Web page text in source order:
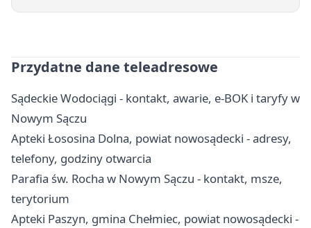
Przydatne dane teleadresowe
Sądeckie Wodociągi - kontakt, awarie, e-BOK i taryfy w
Nowym Sączu
Apteki Łososina Dolna, powiat nowosądecki - adresy,
telefony, godziny otwarcia
Parafia św. Rocha w Nowym Sączu - kontakt, msze,
terytorium
Apteki Paszyn, gmina Chełmiec, powiat nowosądecki -